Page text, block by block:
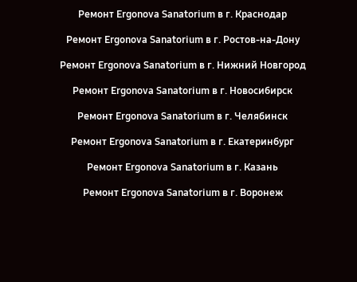
Ремонт Ergonova Sanatorium в г. Краснодар
Ремонт Ergonova Sanatorium в г. Ростов-на-Дону
Ремонт Ergonova Sanatorium в г. Нижний Новгород
Ремонт Ergonova Sanatorium в г. Новосибирск
Ремонт Ergonova Sanatorium в г. Челябинск
Ремонт Ergonova Sanatorium в г. Екатеринбург
Ремонт Ergonova Sanatorium в г. Казань
Ремонт Ergonova Sanatorium в г. Воронеж